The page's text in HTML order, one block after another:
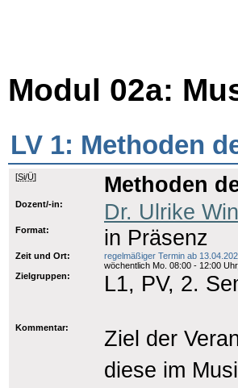
Modul 02a:
LV 1: Methoden
[Si/Ü] Methoden
Dozent/-in: Dr. Ulrike
Format: in Präsenz
Zeit und Ort:
regelmäßiger Termin ab
wöchentlich Mo. 08:00 - 12:00
Zielgruppen:
L1, PV, 2.
Kommentar:
Ziel der
diese im